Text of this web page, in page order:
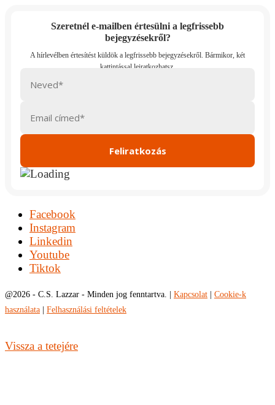
Szeretnél e-mailben értesülni a legfrissebb
bejegyzésekről?
Facebook
Instagram
Linkedin
Youtube
Tiktok
@2026 - C.S. Lazzar - Minden jog fenntartva. | Kapcsolat
Cookie-k
használata
Felhasználási feltételek
Vissza a tetejére